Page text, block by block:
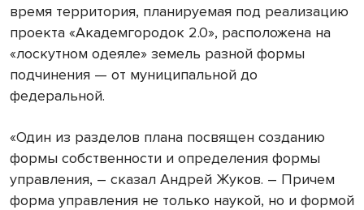
время территория, планируемая под реализацию
проекта «Академгородок 2.0», расположена на
«лоскутном одеяле» земель разной формы
подчинения — от муниципальной до
федеральной.
«Один из разделов плана посвящен созданию
формы собственности и определения формы
управления, – сказал Андрей Жуков. – Причем
форма управления не только наукой, но и формой